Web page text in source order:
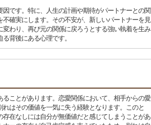
です。特に、人生の計画や期待がパートナーとの関
確実にします。その不安が、新しいパートナーを見
わり、再び元の関係に戻ろうとする強い執着を生み
背後にある心理です。
ことがあります。恋愛関係において、相手からの愛
はその価値を一気に失う経験となります。このと
在なしには自分が無価値だと感じてしまうことがあ